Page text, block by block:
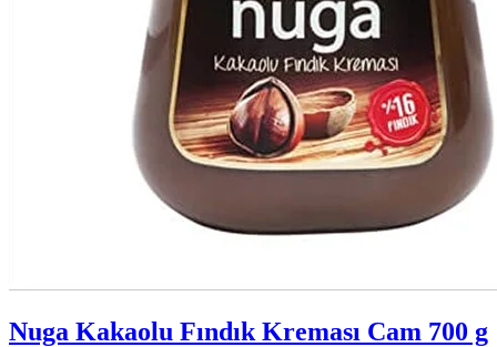
Nuga Kakaolu Fındık Kreması Cam 700 g